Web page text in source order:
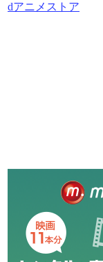
dアニメストア